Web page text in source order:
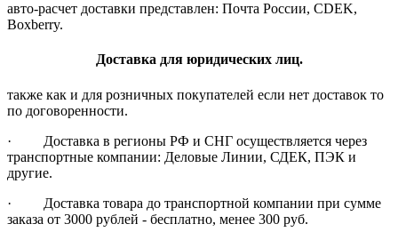
авто-расчет доставки представлен: Почта России, CDEK,
Boxberry.
Доставка для юридических лиц.
также как и для розничных покупателей если нет доставок то
по договоренности.
· Доставка в регионы РФ и СНГ осуществляется через
транспортные компании: Деловые Линии, СДЕК, ПЭК и
другие.
· Доставка товара до транспортной компании при сумме
заказа от 3000 рублей - бесплатно, менее 300 руб.